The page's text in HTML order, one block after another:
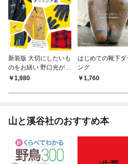
新装版 大切にしたいも
のをお繕い 野口光が教
える一生使えるダーニ
1,980
はじめての靴下ダ
ング
1,760
山と溪谷社のおすすめ本